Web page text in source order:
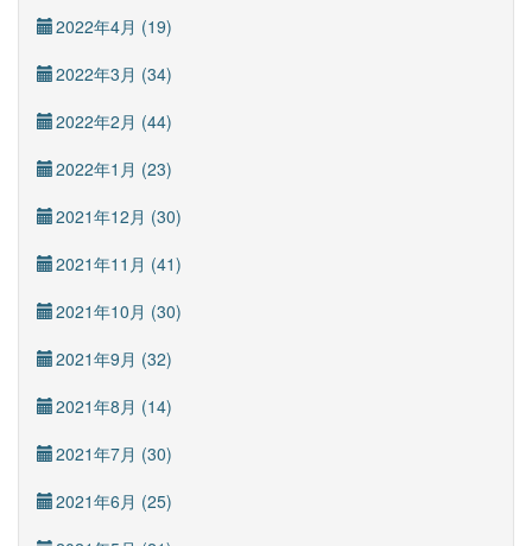
2022年4月 (19)
2022年3月 (34)
2022年2月 (44)
2022年1月 (23)
2021年12月 (30)
2021年11月 (41)
2021年10月 (30)
2021年9月 (32)
2021年8月 (14)
2021年7月 (30)
2021年6月 (25)